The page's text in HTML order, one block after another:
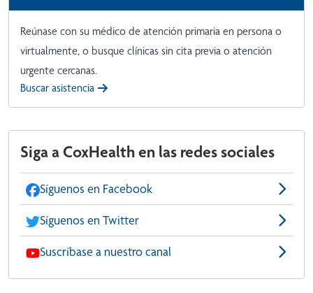
Reúnase con su médico de atención primaria en persona o
virtualmente, o busque clínicas sin cita previa o atención
urgente cercanas.
Buscar asistencia
Siga a CoxHealth en las redes sociales
Síguenos en Facebook
Síguenos en Twitter
Suscríbase a nuestro canal